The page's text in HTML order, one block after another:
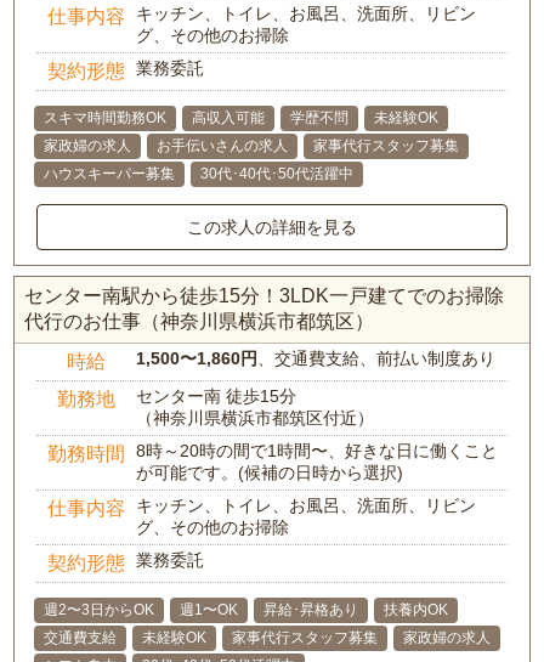
仕事内容
キッチン、トイレ、お風呂、洗面所、リビン
グ、その他のお掃除
契約形態 業務委託
スキマ時間勤務OK 高収入可能 学歴不問
未経験OK
家政婦の求人
お手伝いさんの求人
家事代行スタッフ募集
ハウスキーパー募集
30代･40代･50代活躍中
この求人の詳細を見る
センター南駅から徒歩15分！3LDK一戸建てでのお掃除
代行のお仕事（神奈川県横浜市都筑区）
時給 1,500〜1,860円 、交通費支給、前払い制度あり
勤務地
センター南 徒歩15分
（神奈川県横浜市都筑区付近）
勤務時間
8時～20時の間で1時間〜、好きな日に働くこと
が可能です。(候補の日時から選択)
仕事内容
キッチン、トイレ、お風呂、洗面所、リビン
グ、その他のお掃除
契約形態 業務委託
週2〜3日からOK 週1〜OK 昇給･昇格あり
扶養内OK
交通費支給
未経験OK 家事代行スタッフ募集
家政婦の求人